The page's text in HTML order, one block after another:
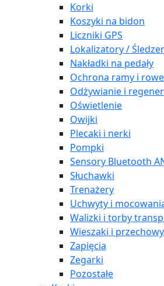
Korki
Koszyki na bidon
Liczniki GPS
Lokalizatory /
Nakładki na pedały
Ochrona ramy i
Odżywianie i
Oświetlenie
Owijki
Plecaki i nerki
Pompki
Sensory Bluetooth
Słuchawki
Trenażery
Uchwyty i
Walizki i torby
Wieszaki i
Zapięcia
Zegarki
Pozostałe